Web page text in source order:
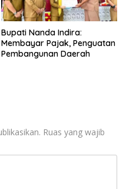
Bupati Nanda Indira:
Membayar Pajak, Penguatan
Pembangunan Daerah
Ruas yang wajib